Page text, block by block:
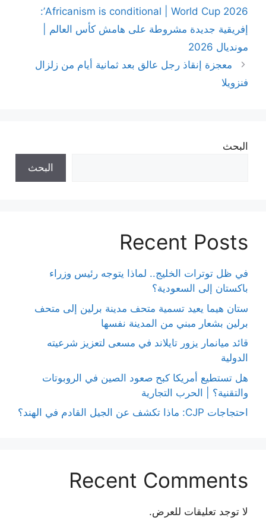
Africanism is conditional | World Cup 2026’:
إفريقية جديدة مشروطة على هامش كأس العالم |
مونديال 2026
معجزة إنقاذ رجل عالق بعد ثمانية أيام من زلزال
فنزويلا
البحث
البحث
Recent Posts
في ظل توترات الخليج.. لماذا يتوجه رئيس وزراء
باكستان إلى السعودية؟
ستان هيما يعيد تسمية متحف مدينة برلين إلى متحف
برلين بشعار مبني من المدينة نفسها
قائد ميانمار يزور تايلاند في مسعى لتعزيز شرعيته
الدولية
هل تستطيع أمريكا كبح صعود الصين في الروبوتات
والتقنية؟ | الحرب التجارية
احتجاجات CJP: ماذا تكشف عن الجيل القادم في الهند؟
Recent Comments
لا توجد تعليقات للعرض.